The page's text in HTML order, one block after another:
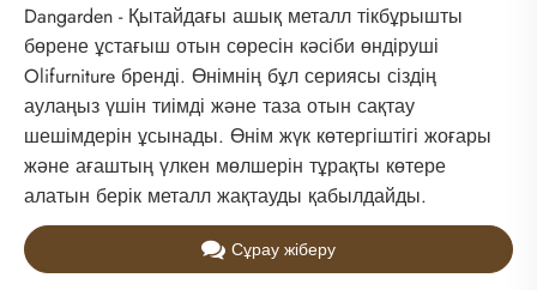
Dangarden - Қытайдағы ашық металл тікбұрышты
бөрене ұстағыш отын сөресін кәсіби өндіруші
Olifurniture бренді. Өнімнің бұл сериясы сіздің
аулаңыз үшін тиімді және таза отын сақтау
шешімдерін ұсынады. Өнім жүк көтергіштігі жоғары
және ағаштың үлкен мөлшерін тұрақты көтере
алатын берік металл жақтауды қабылдайды.
Сұрау жіберу